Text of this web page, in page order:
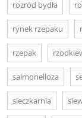
rozród bydła
rynek rzepaku
rzepak
salmonelloza
sieczkarnia